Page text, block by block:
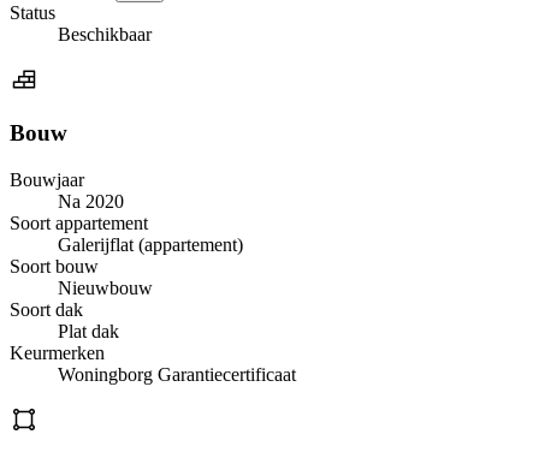
Status
Beschikbaar
Bouw
Bouwjaar
Na 2020
Soort appartement
Galerijflat (appartement)
Soort bouw
Nieuwbouw
Soort dak
Plat dak
Keurmerken
Woningborg Garantiecertificaat